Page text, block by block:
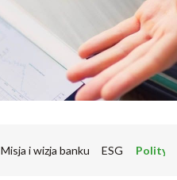
Misja i wizja banku ESG